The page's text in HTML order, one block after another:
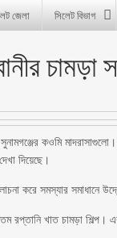
জেলা সিলেট বিভাগ
কওমি
দিয়েছে।
করে সমস্যার সমাধানে
রপ্তানি খাত চামড়া